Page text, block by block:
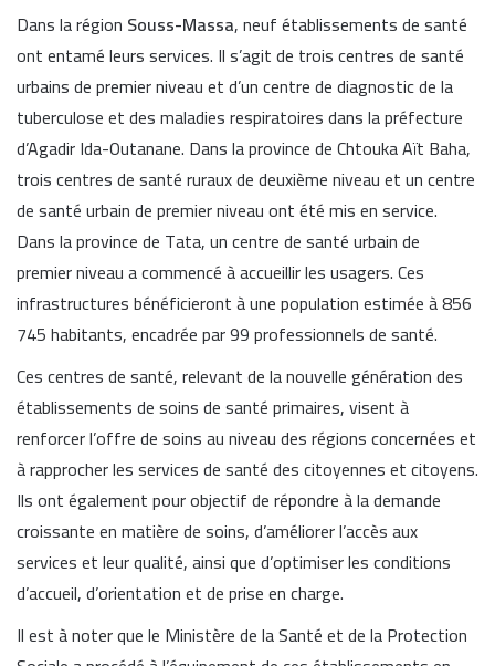
Dans la région Souss-Massa, neuf établissements de santé
ont entamé leurs services. Il s’agit de trois centres de santé
urbains de premier niveau et d’un centre de diagnostic de la
tuberculose et des maladies respiratoires dans la préfecture
d’Agadir Ida-Outanane. Dans la province de Chtouka Aït Baha,
trois centres de santé ruraux de deuxième niveau et un centre
de santé urbain de premier niveau ont été mis en service.
Dans la province de Tata, un centre de santé urbain de
premier niveau a commencé à accueillir les usagers. Ces
infrastructures bénéficieront à une population estimée à 856
745 habitants, encadrée par 99 professionnels de santé.
Ces centres de santé, relevant de la nouvelle génération des
établissements de soins de santé primaires, visent à
renforcer l’offre de soins au niveau des régions concernées et
à rapprocher les services de santé des citoyennes et citoyens.
Ils ont également pour objectif de répondre à la demande
croissante en matière de soins, d’améliorer l’accès aux
services et leur qualité, ainsi que d’optimiser les conditions
d’accueil, d’orientation et de prise en charge.
Il est à noter que le Ministère de la Santé et de la Protection